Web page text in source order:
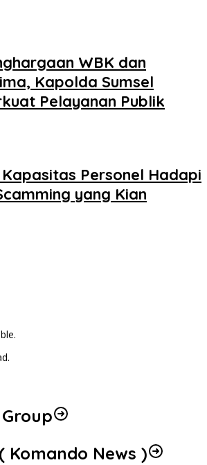
WBK dan
Kapolda Sumsel
Pelayanan Publik
Personel Hadapi
yang Kian
Komando News )